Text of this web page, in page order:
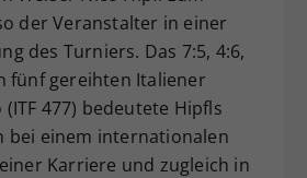
der Veranstalter in einer
des Turniers. Das 7:5, 4:6,
fünf gereihten Italiener
477) bedeutete Hipfls
bei einem internationalen
Karriere und zugleich in